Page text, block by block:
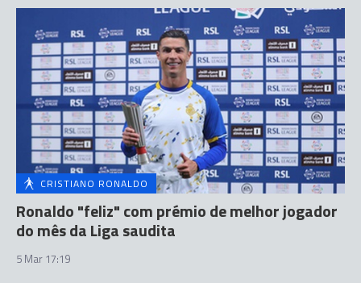
CRISTIANO RONALDO
Ronaldo "feliz" com prémio de melhor jogador
do mês da Liga saudita
5 Mar 17:19